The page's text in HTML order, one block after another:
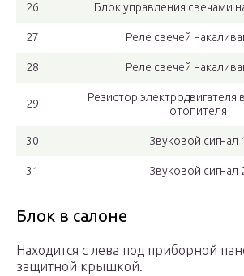
26 Блок управления свечами
27 Реле свечей
28 Реле свечей
29
Резистор электродвигателя
отопителя
30 Звуковой сигнал 1
31 Звуковой сигнал
Блок в салоне
Находится с лева под приборной
защитной крышкой.